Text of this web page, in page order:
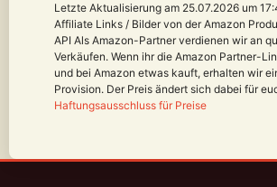
Letzte Aktualisierung am 25.07.2026 um
Affiliate Links / Bilder von der Amazon
API Als Amazon-Partner verdienen wir an
Verkäufen. Wenn ihr die Amazon Partner-
und bei Amazon etwas kauft, erhalten wir
Provision. Der Preis ändert sich dabei für
Haftungsausschluss für Preise